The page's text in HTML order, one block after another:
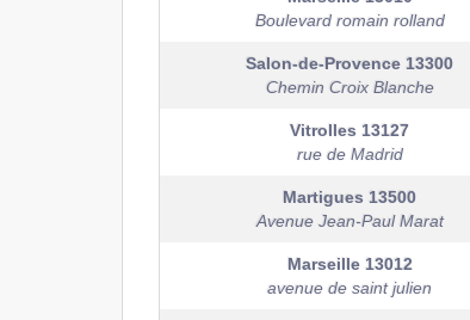
Boulevard romain rolland
Salon-de-Provence 13300
Chemin Croix Blanche
Vitrolles 13127
rue de Madrid
Martigues 13500
Avenue Jean-Paul Marat
Marseille 13012
avenue de saint julien